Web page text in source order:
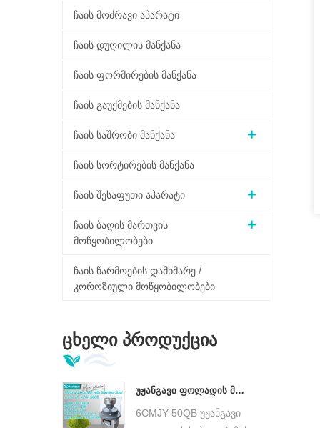
ჩაის მოძრავი აპარატი
ჩაის დუღილის მანქანა
ჩაის ფორმირების მანქანა
ჩაის გაუქმების მანქანა
ჩაის საშრობი მანქანა
ჩაის სორტირების მანქანა
ჩაის შესაფუთი აპარატი
ჩაის ბაღის მართვის
მოწყობილობები
ჩაის წარმოების დამხმარე /
კოროზიული მოწყობილობები
Ცხელი Პროდუქცია
უჟანგავი ფოლადის მორგებული ბაზა Matcha მწვანე ქვის წისქვილი დაბალი ტემპერატურის Ultra Fine Matcha Grinder DL-6CYMJ-50QB
6CMJY-50QB უჟანგავი